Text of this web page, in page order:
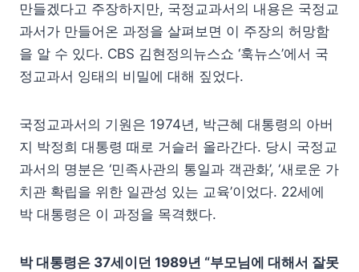
만들겠다고 주장하지만, 국정교과서의 내용은 국정교
과서가 만들어온 과정을 살펴보면 이 주장의 허망함
을 알 수 있다. CBS 김현정의뉴스쇼 ‘훅뉴스’에서 국
정교과서 잉태의 비밀에 대해 짚었다.
국정교과서의 기원은 1974년, 박근혜 대통령의 아버
지 박정희 대통령 때로 거슬러 올라간다. 당시 국정교
과서의 명분은 ‘민족사관의 통일과 객관화’, ‘새로운 가
치관 확립을 위한 일관성 있는 교육’이었다. 22세에
박 대통령은 이 과정을 목격했다.
박 대통령은 37세이던 1989년 “부모님에 대해서 잘못